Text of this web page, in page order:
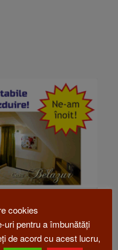
cookies
pentru a îmbunătăți
de acord cu acest lucru,